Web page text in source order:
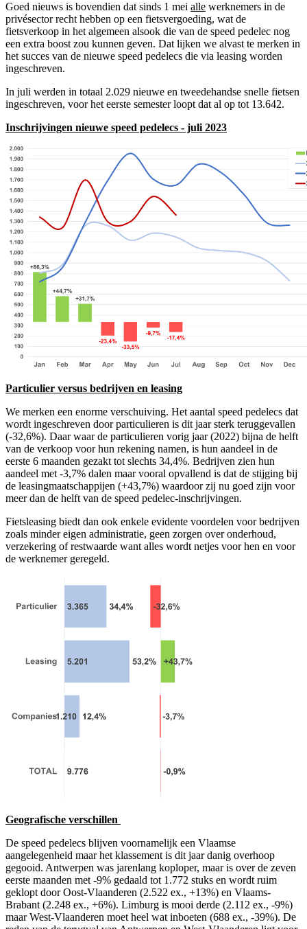
Goed nieuws is bovendien dat sinds 1 mei alle werknemers in de
privésector recht hebben op een fietsvergoeding, wat de
fietsverkoop in het algemeen alsook die van de speed pedelec nog
een extra boost zou kunnen geven. Dat lijken we alvast te merken in
het succes van de nieuwe speed pedelecs die via leasing worden
ingeschreven.
In juli werden in totaal 2.029 nieuwe en tweedehandse snelle fietsen
ingeschreven, voor het eerste semester loopt dat al op tot 13.642.
Inschrijvingen nieuwe speed pedelecs - juli 2023
Particulier versus bedrijven en leasing
We merken een enorme verschuiving. Het aantal speed pedelecs dat
wordt ingeschreven door particulieren is dit jaar sterk teruggevallen
(-32,6%). Daar waar de particulieren vorig jaar (2022) bijna de helft
van de verkoop voor hun rekening namen, is hun aandeel in de
eerste 6 maanden gezakt tot slechts 34,4%. Bedrijven zien hun
aandeel met -3,7% dalen maar vooral opvallend is dat de stijging bij
de leasingmaatschappijen (+43,7%) waardoor zij nu goed zijn voor
meer dan de helft van de speed pedelec-inschrijvingen.
Fietsleasing biedt dan ook enkele evidente voordelen voor bedrijven
zoals minder eigen administratie, geen zorgen over onderhoud,
verzekering of restwaarde want alles wordt netjes voor hen en voor
de werknemer geregeld.
Geografische verschillen
De speed pedelecs blijven voornamelijk een Vlaamse
aangelegenheid maar het klassement is dit jaar danig overhoop
gegooid. Antwerpen was jarenlang koploper, maar is over de zeven
eerste maanden met -9% gedaald tot 1.772 stuks en wordt ruim
geklopt door Oost-Vlaanderen (2.522 ex., +13%) en Vlaams-
Brabant (2.248 ex., +6%). Limburg is mooi derde (2.112 ex., -9%)
maar West-Vlaanderen moet heel wat inboeten (688 ex., -39%). De